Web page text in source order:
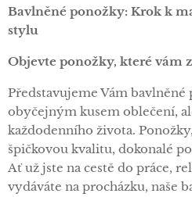
Bavlněné ponožky: Krok k
stylu
Objevte ponožky, které vám
Představujeme Vám
obyčejným kusem oblečení,
každodenního života.
špičkovou kvalitu, dokonalé
Ať už jste na cestě do práce,
vydáváte na procházku, naše